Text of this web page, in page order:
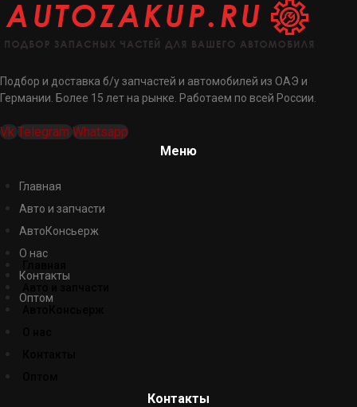
Подбор и доставка б/у запчастей и автомобилей из ОАЭ и
Германии. Более 15 лет на рынке. Работаем по всей России.
Vk Telegram Whatsapp
Меню
Главная
Авто и запчасти
АвтоКонсьерж
О нас
Контакты
Оптом
Контакты